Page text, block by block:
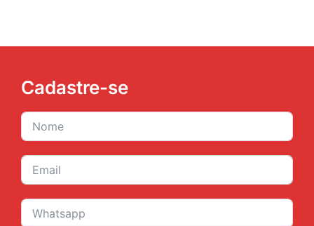
Cadastre-se